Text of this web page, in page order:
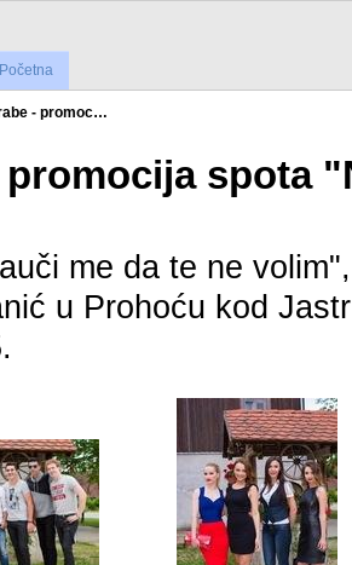
Početna
- promoc…
promocija spota
me da te ne
u Prohoću kod